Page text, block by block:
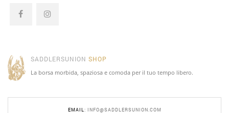
SADDLERSUNION SHOP
La borsa morbida, spaziosa e comoda per il tuo tempo libero.
EMAIL : INFO@SADDLERSUNION.COM